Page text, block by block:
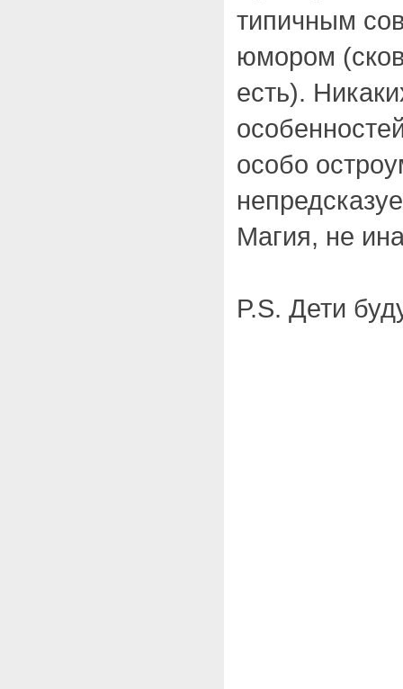
типичным
юмором
есть).
особо
Магия, не
P.S. Дети